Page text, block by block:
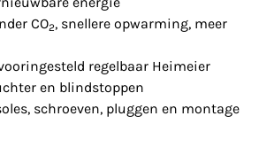
CO2, snellere opwarming, meer
regelbaar Heimeier
en blindstoppen
schroeven, pluggen en montage